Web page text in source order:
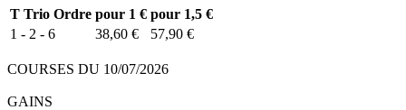
T Trio Ordre pour 1 € pour 1,5 €
1 - 2 - 6
38,60 € 57,90 €
COURSES DU 10/07/2026
GAINS